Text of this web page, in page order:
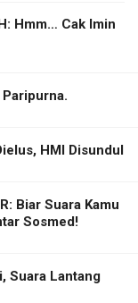
Hmm… Cak Imin
Paripurna.
HMI Disundul
Biar Suara Kamu
Sosmed!
Suara Lantang